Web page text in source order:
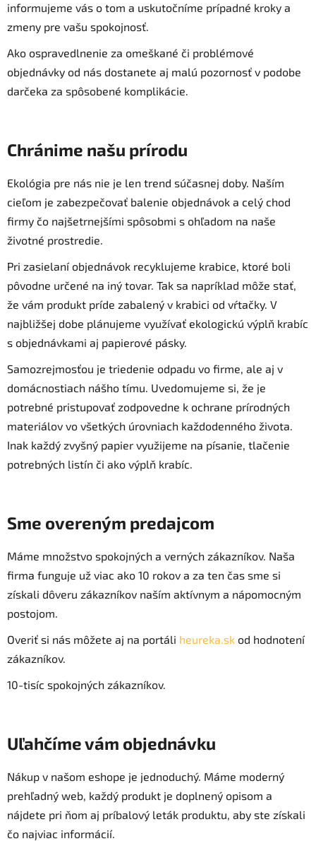
informujeme vás o tom a uskutočníme prípadné kroky a
zmeny pre vašu spokojnosť.
Ako ospravedlnenie za omeškané či problémové
objednávky od nás dostanete aj malú pozornosť v podobe
darčeka za spôsobené komplikácie.
Chránime našu prírodu
Ekológia pre nás nie je len trend súčasnej doby. Naším
cieľom je zabezpečovať balenie objednávok a celý chod
firmy čo najšetrnejšími spôsobmi s ohľadom na naše
životné prostredie.
Pri zasielaní objednávok recyklujeme krabice, ktoré boli
pôvodne určené na iný tovar. Tak sa napríklad môže stať,
že vám produkt príde zabalený v krabici od vŕtačky. V
najbližšej dobe plánujeme využívať ekologickú výplň krabíc
s objednávkami aj papierové pásky.
Samozrejmosťou je triedenie odpadu vo firme, ale aj v
domácnostiach nášho tímu. Uvedomujeme si, že je
potrebné pristupovať zodpovedne k ochrane prírodných
materiálov vo všetkých úrovniach každodenného života.
Inak každý zvyšný papier využijeme na písanie, tlačenie
potrebných listín či ako výplň krabíc.
Sme overeným predajcom
Máme množstvo spokojných a verných zákazníkov. Naša
firma funguje už viac ako 10 rokov a za ten čas sme si
získali dôveru zákazníkov naším aktívnym a nápomocným
postojom.
Overiť si nás môžete aj na portáli heureka.sk od hodnotení
zákazníkov.
10-tisíc spokojných zákazníkov.
Uľahčíme vám objednávku
Nákup v našom eshope je jednoduchý. Máme moderný
prehľadný web, každý produkt je doplnený opisom a
nájdete pri ňom aj príbalový leták produktu, aby ste získali
čo najviac informácií.